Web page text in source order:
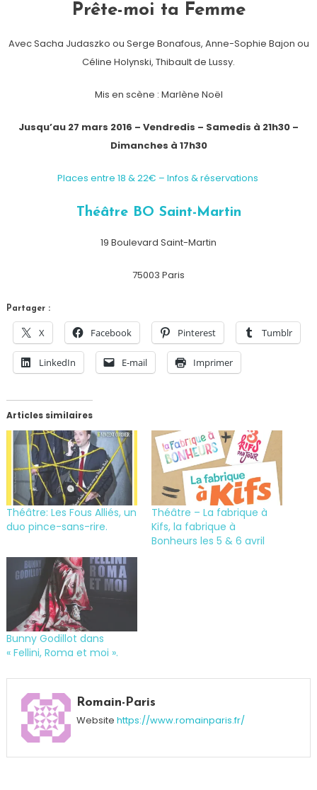
Prête-moi ta Femme
Avec Sacha Judaszko ou Serge Bonafous, Anne-Sophie Bajon ou
Céline Holynski, Thibault de Lussy.
Mis en scène : Marlène Noël
Jusqu’au 27 mars 2016 – Vendredis – Samedis à 21h30 –
Dimanches à 17h30
Places entre 18 & 22€ – Infos & réservations
Théâtre BO Saint-Martin
19 Boulevard Saint-Martin
75003 Paris
Partager :
X Facebook Pinterest Tumblr
LinkedIn E-mail Imprimer
Articles similaires
Théâtre: Les Fous Alliés, un
duo pince-sans-rire.
Théâtre – La fabrique à
Kifs, la fabrique à
Bonheurs les 5 & 6 avril
Bunny Godillot dans
« Fellini, Roma et moi ».
Comédie,
Prête-
moi
Romain-Paris
Website https://www.romainparis.fr/